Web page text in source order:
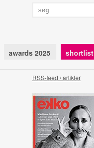
awards 2025 shortlist
RSS-feed / artikler